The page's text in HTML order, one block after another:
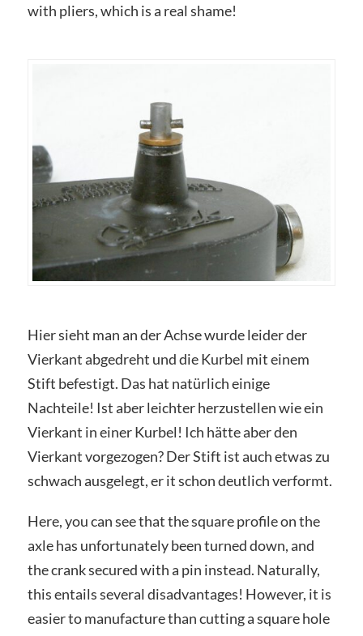
with pliers, which is a real shame!
Hier sieht man an der Achse wurde leider der
Vierkant abgedreht und die Kurbel mit einem
Stift befestigt. Das hat natürlich einige
Nachteile! Ist aber leichter herzustellen wie ein
Vierkant in einer Kurbel! Ich hätte aber den
Vierkant vorgezogen? Der Stift ist auch etwas zu
schwach ausgelegt, er it schon deutlich verformt.
Here, you can see that the square profile on the
axle has unfortunately been turned down, and
the crank secured with a pin instead. Naturally,
this entails several disadvantages! However, it is
easier to manufacture than cutting a square hole